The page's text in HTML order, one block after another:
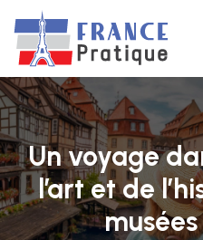
Un voyage
l’art et de